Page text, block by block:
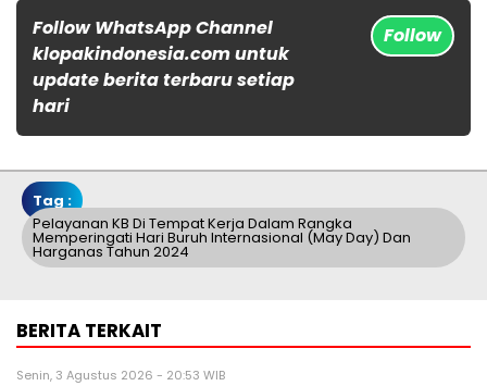
Follow WhatsApp Channel
klopakindonesia.com untuk
update berita terbaru setiap
hari
Follow
Tag :
Pelayanan KB Di Tempat Kerja Dalam Rangka
Memperingati Hari Buruh Internasional (May Day) Dan
Harganas Tahun 2024
BERITA TERKAIT
Senin, 3 Agustus 2026 - 20:53 WIB